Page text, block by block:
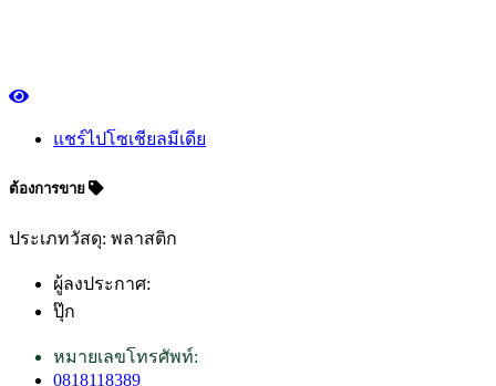
แชร์ไปโซเชียลมีเดีย
ต้องการขาย
ประเภทวัสดุ: พลาสติก
ผู้ลงประกาศ:
ปุ๊ก
หมายเลขโทรศัพท์:
0818118389